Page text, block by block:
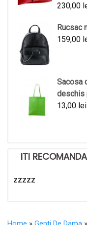
230,00
Rucsac
159,00
Sacosa
deschis
13,00 lei
ITI
zzzzz